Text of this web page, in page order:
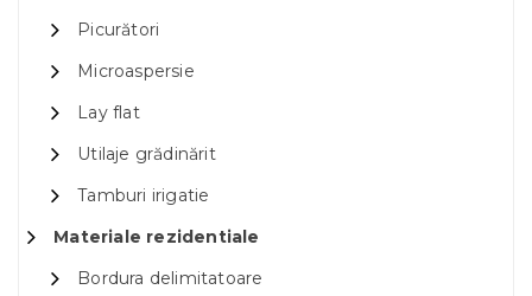
Picurători
Microaspersie
Lay flat
Utilaje grădinărit
Tamburi irigatie
Materiale rezidentiale
Bordura delimitatoare